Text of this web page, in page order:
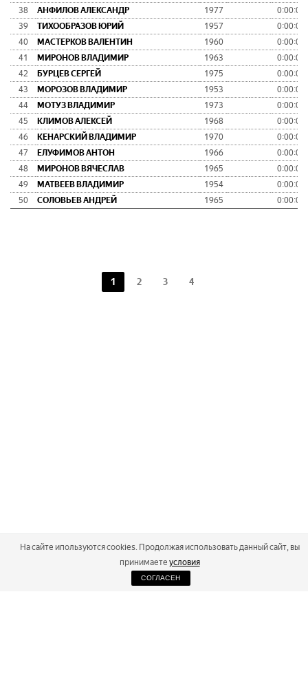
38
АНФИЛОВ АЛЕКСАНДР 1977
0:00:00
39
ТИХООБРАЗОВ ЮРИЙ 1957
0:00:00
40
МАСТЕРКОВ ВАЛЕНТИН 1960
0:00:00
41
МИРОНОВ ВЛАДИМИР 1963
0:00:00
42
БУРЦЕВ СЕРГЕЙ 1975
0:00:00
43
МОРОЗОВ ВЛАДИМИР 1953
0:00:00
44
МОТУЗ ВЛАДИМИР 1973
0:00:00
45
КЛИМОВ АЛЕКСЕЙ 1968
0:00:00
46
КЕНАРСКИЙ ВЛАДИМИР 1970
0:00:00
47
ЕЛУФИМОВ АНТОН 1966
0:00:00
48
МИРОНОВ ВЯЧЕСЛАВ 1965
0:00:00
49
МАТВЕЕВ ВЛАДИМИР 1954
0:00:00
50
СОЛОВЬЕВ АНДРЕЙ 1965 0:00:00
1 2 3 4
2026
На сайте ипользуются cookies. Продолжая использовать данный сайт, вы
принимаете условия
СОГЛАСЕН